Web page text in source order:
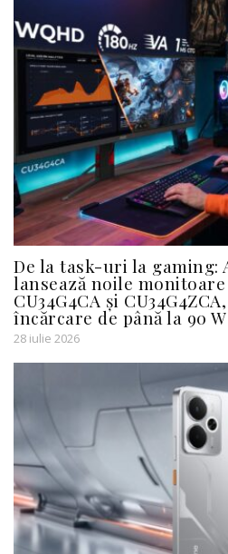
De la task-uri la gaming:
lansează noile
CU34G4CA și
încărcare de până la 90
28 iulie 2026